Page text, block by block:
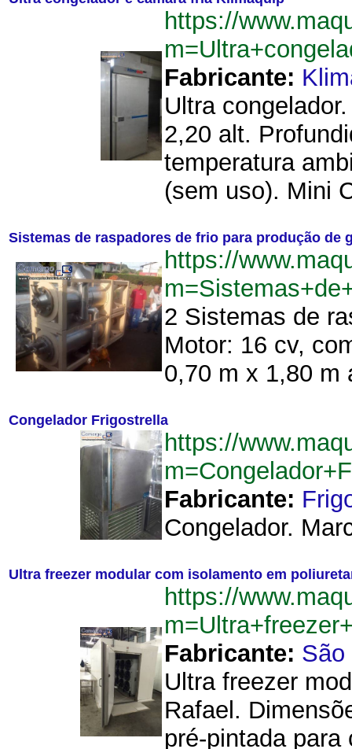
https://
Fabricante:
Ultra
2,20 alt.
temperatura
(sem uso). Mini
Sistemas de raspadores de frio para produção de
https://
2 Sistemas de
Motor: 16 cv,
0,70 m x 1,80 m
Congelador Frigostrella
https://
Fabricante:
Congelador.
Ultra freezer modular com isolamento em
https://
Fabricante: São
Ultra freezer
Rafael.
pré-pintada